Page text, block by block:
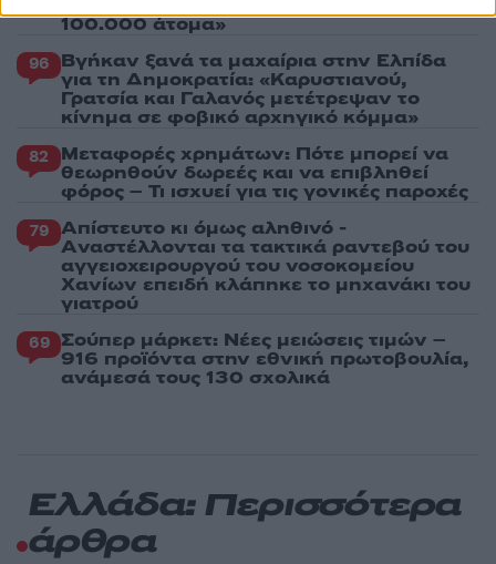
100.000 άτομα»
96 Βγήκαν ξανά τα μαχαίρια στην Ελπίδα
για τη Δημοκρατία: «Καρυστιανού,
Γρατσία και Γαλανός μετέτρεψαν το
κίνημα σε φοβικό αρχηγικό κόμμα»
82 Μεταφορές χρημάτων: Πότε μπορεί να
θεωρηθούν δωρεές και να επιβληθεί
φόρος – Τι ισχυεί για τις γονικές παροχές
79 Απίστευτο κι όμως αληθινό -
Aναστέλλονται τα τακτικά ραντεβού του
αγγειοχειρουργού του νοσοκομείου
Χανίων επειδή κλάπηκε το μηχανάκι του
γιατρού
69 Σούπερ μάρκετ: Νέες μειώσεις τιμών –
916 προϊόντα στην εθνική πρωτοβουλία,
ανάμεσά τους 130 σχολικά
Ελλάδα: Περισσότερα
άρθρα